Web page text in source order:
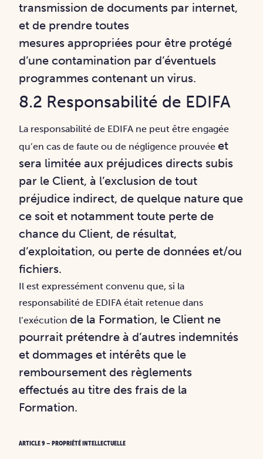
transmission de documents par internet,
et de prendre toutes
mesuresappropriées pour être protégé
d’une contamination par d’éventuels
programmes contenant unvirus.
8.2 Responsabilité de EDIFA
La responsabilité de EDIFA ne peut être engagée
qu’en cas de faute ou de négligence prouvéeet
sera limitée aux préjudices directs subis
par le Client, à l’exclusion de tout
préjudice indirect, de quelque nature que
ce soit et notamment toute perte de
chance du Client, de résultat,
d’exploitation, ou perte de données et/ou
fichiers.
Il est expressément convenu que, si la
responsabilité de EDIFA était retenue dans
l’exécutionde la Formation, le Client ne
pourrait prétendre à d’autres indemnités
et dommages et intérêtsque le
remboursement des règlements
effectués au titre des frais de la
Formation.
ARTICLE 9 – PROPRIÉTÉ INTELLECTUELLE